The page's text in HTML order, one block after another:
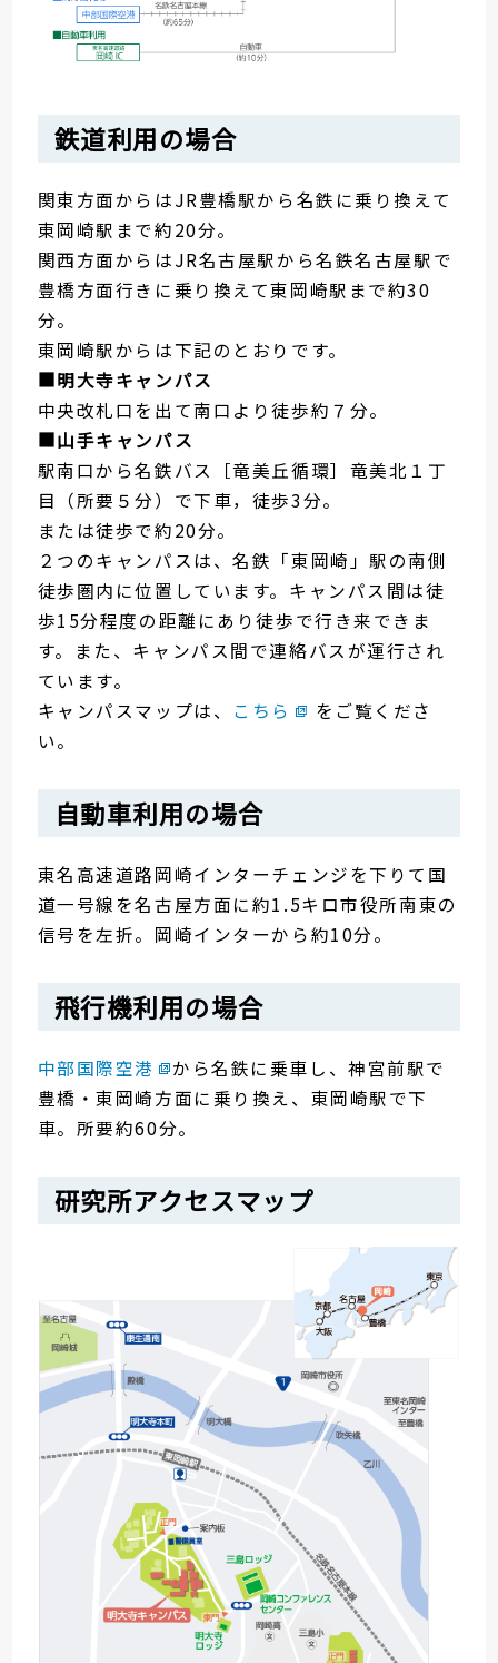
鉄道利用の場合
関東方面からはJR豊橋駅から名鉄に乗り換えて
東岡崎駅まで約20分。
関西方面からはJR名古屋駅から名鉄名古屋駅で
豊橋方面行きに乗り換えて東岡崎駅まで約30
分。
東岡崎駅からは下記のとおりです。
■明大寺キャンパス
中央改札口を出て南口より徒歩約７分。
■山手キャンパス
駅南口から名鉄バス［竜美丘循環］竜美北１丁
目（所要５分）で下車，徒歩3分。
または徒歩で約20分。
２つのキャンパスは、名鉄「東岡崎」駅の南側
徒歩圏内に位置しています。キャンパス間は徒
歩15分程度の距離にあり徒歩で行き来できま
す。また、キャンパス間で連絡バスが運行され
ています。
キャンパスマップは、 こちら
をご覧くださ
い。
自動車利用の場合
東名高速道路岡崎インターチェンジを下りて国
道一号線を名古屋方面に約1.5キロ市役所南東の
信号を左折。岡崎インターから約10分。
飛行機利用の場合
中部国際空港
から名鉄に乗車し、神宮前駅で
豊橋・東岡崎方面に乗り換え、東岡崎駅で下
車。所要約60分。
研究所アクセスマップ